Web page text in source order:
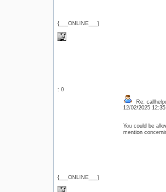
{___ONLINE___}
: 0
{___ONLINE___}
Re:
12/02/2025
You could be
mention